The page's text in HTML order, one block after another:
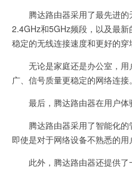
腾达路由器采用了最先进的
2.4GHz和5GHz频段，以及最
稳定的无线连接速度和更好的穿
无论是家庭还是办公室，用
广、信号质量更稳定的网络连接。
最后，腾达路由器在用户体
腾达路由器采用了智能化的
即使是对于网络设备不熟悉的用
此外，腾达路由器还提供了